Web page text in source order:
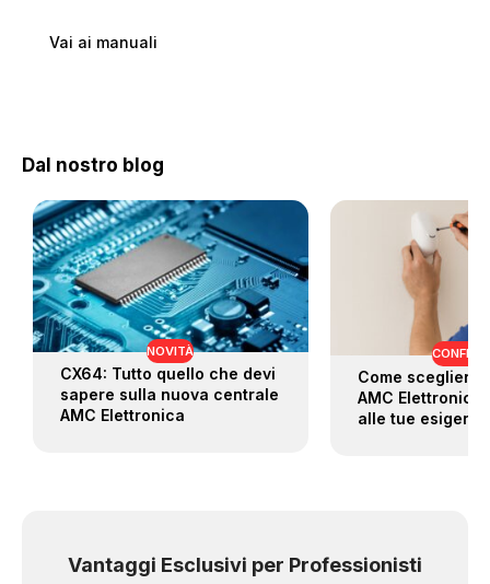
Vai ai manuali
Dal nostro blog
NOVITÀ
CX64: Tutto quello che devi
sapere sulla nuova centrale
AMC Elettronica
Come scegliere
AMC Elettronica
alle tue esigenze
Vantaggi Esclusivi per Professionisti